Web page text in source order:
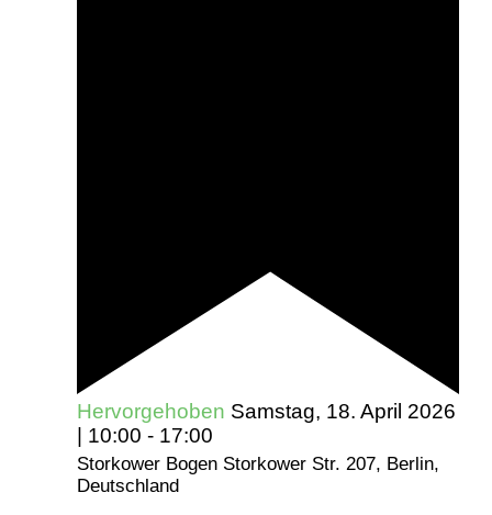
Hervorgehoben Samstag, 18. April 2026
| 10:00 - 17:00
Storkower Bogen Storkower Str. 207, Berlin,
Deutschland